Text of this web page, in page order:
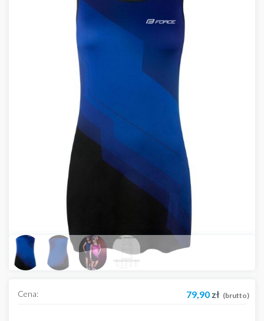
Cena: 79,90 zł (brutto)